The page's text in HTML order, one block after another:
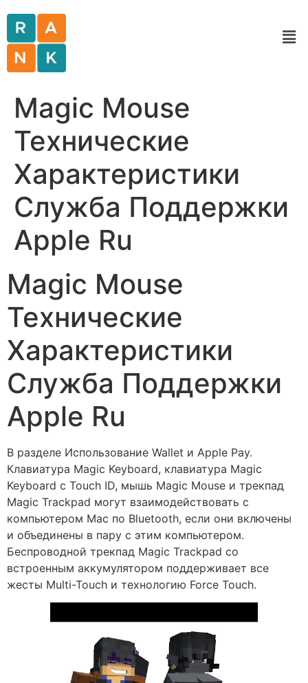
Magic Mouse
Технические
Характеристики
Служба Поддержки
Apple Ru
Magic Mouse
Технические
Характеристики
Служба Поддержки
Apple Ru
В разделе Использование Wallet и Apple Pay.
Клавиатура Magic Keyboard, клавиатура Magic
Keyboard с Touch ID, мышь Magic Mouse и трекпад
Magic Trackpad могут взаимодействовать с
компьютером Mac по Bluetooth, если они включены
и объединены в пару с этим компьютером.
Беспроводной трекпад Magic Trackpad со
встроенным аккумулятором поддерживает все
жесты Multi-Touch и технологию Force Touch.